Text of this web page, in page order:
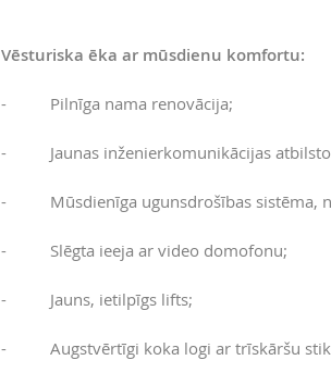
Vēsturiska ēka ar mūsdienu komfortu:
- Pilnīga nama renovācija;
- Jaunas inženierkomunikācijas
- Mūsdienīga ugunsdrošības sistēma,
- Slēgta ieeja ar video domofonu;
- Jauns, ietilpīgs lifts;
- Augstvērtīgi koka logi ar trīskāršu